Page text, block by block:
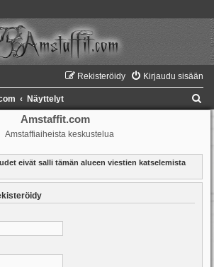
Kirjaudu sisään
Rekisteröidy
Näyttelyt
Amstaffit.com
Amstaffiaiheista keskustelua
eivät salli tämän alueen viestien katselemista